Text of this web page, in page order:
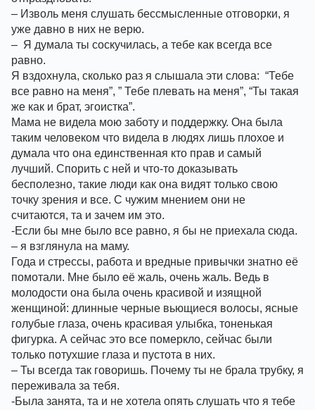
– Изволь меня слушать бессмысленные отговорки, я
уже давно в них не верю.
–  Я думала ты соскучилась, а тебе как всегда все
равно.
Я вздохнула, сколько раз я слышала эти слова:  “Тебе
все равно на меня”, ” Тебе плевать на меня”, “Ты такая
же как и брат, эгоистка”.
Мама не видела мою заботу и поддержку. Она была
таким человеком что видела в людях лишь плохое и
думала что она единственная кто прав и самый
лучший. Спорить с ней и что-то доказывать
бесполезно, такие люди как она видят только свою
точку зрения и все. С чужим мнением они не
считаются, та и зачем им это.
-Если бы мне было все равно, я бы не приехала сюда.
– я взглянула на маму.
Года и стрессы, работа и вредные привычки знатно её
помотали. Мне было её жаль, очень жаль. Ведь в
молодости она была очень красивой и изящной
женщиной: длинные черные вьющиеся волосы, ясные
голубые глаза, очень красивая улыбка, тоненькая
фигурка. А сейчас это все померкло, сейчас были
только потухшие глаза и пустота в них.
– Ты всегда так говоришь. Почему ты не брала трубку, я
переживала за тебя.
-Была занята, та и не хотела опять слушать что я тебе